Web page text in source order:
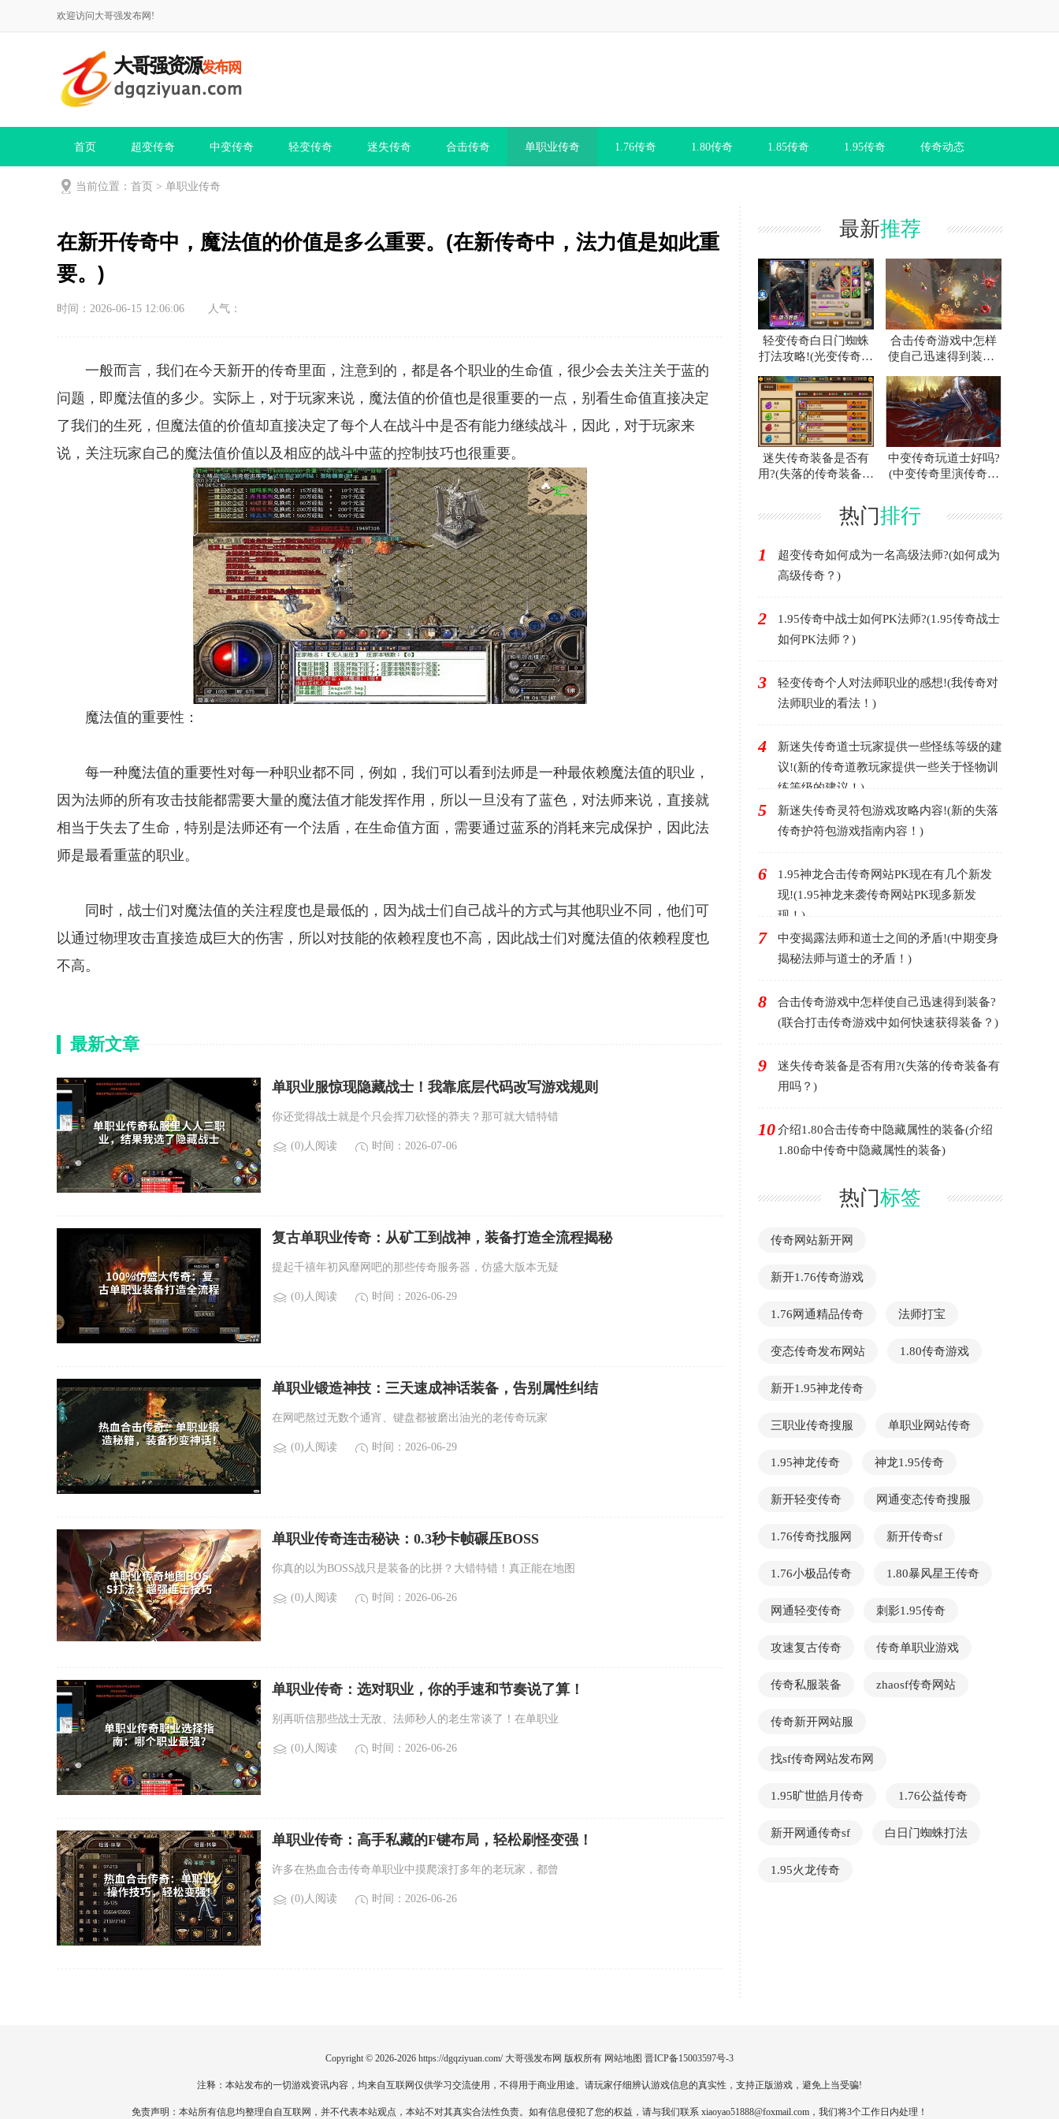
欢迎访问大哥强发布网!
首页 超变传奇 中变传奇 轻变传奇 迷失传奇 合击传奇 单职业传奇 1.76传奇 1.80传奇 1.85传奇 1.95传奇 传奇动态
当前位置： 首页 > 单职业传奇
在新开传奇中，魔法值的价值是多么重要。(在新传奇中，法力值是如此重
要。)
时间：2026-06-15 12:06:06 人气：
一般而言，我们在今天新开的传奇里面，注意到的，都是各个职业的生命值，很少会去关注关于蓝的
问题，即魔法值的多少。实际上，对于玩家来说，魔法值的价值也是很重要的一点，别看生命值直接决定
了我们的生死，但魔法值的价值却直接决定了每个人在战斗中是否有能力继续战斗，因此，对于玩家来
说，关注玩家自己的魔法值价值以及相应的战斗中蓝的控制技巧也很重要。
魔法值的重要性：
每一种魔法值的重要性对每一种职业都不同，例如，我们可以看到法师是一种最依赖魔法值的职业，
因为法师的所有攻击技能都需要大量的魔法值才能发挥作用，所以一旦没有了蓝色，对法师来说，直接就
相当于失去了生命，特别是法师还有一个法盾，在生命值方面，需要通过蓝系的消耗来完成保护，因此法
师是最看重蓝的职业。
同时，战士们对魔法值的关注程度也是最低的，因为战士们自己战斗的方式与其他职业不同，他们可
以通过物理攻击直接造成巨大的伤害，所以对技能的依赖程度也不高，因此战士们对魔法值的依赖程度也
不高。
最新文章
单职业服惊现隐藏战士！我靠底层代码改写游戏规则
你还觉得战士就是个只会挥刀砍怪的莽夫？那可就大错特错
(0)人阅读 时间：2026-07-06
复古单职业传奇：从矿工到战神，装备打造全流程揭秘
提起千禧年初风靡网吧的那些传奇服务器，仿盛大版本无疑
(0)人阅读 时间：2026-06-29
单职业锻造神技：三天速成神话装备，告别属性纠结
在网吧熬过无数个通宵、键盘都被磨出油光的老传奇玩家
(0)人阅读 时间：2026-06-29
单职业传奇连击秘诀：0.3秒卡帧碾压BOSS
你真的以为BOSS战只是装备的比拼？大错特错！真正能在地图
(0)人阅读 时间：2026-06-26
单职业传奇：选对职业，你的手速和节奏说了算！
别再听信那些战士无敌、法师秒人的老生常谈了！在单职业
(0)人阅读 时间：2026-06-26
单职业传奇：高手私藏的F键布局，轻松刷怪变强！
许多在热血合击传奇单职业中摸爬滚打多年的老玩家，都曾
(0)人阅读 时间：2026-06-26
最新推荐
轻变传奇白日门蜘蛛
打法攻略!(光变传奇白
合击传奇游戏中怎样
使自己迅速得到装备?
如何快速获得装备？)
迷失传奇装备是否有
用?(失落的传奇装备有
中变传奇玩道士好吗?
(中变传奇里演传奇好
热门排行
1
超变传奇如何成为一名高级法师?(如何成为
高级传奇？)
2
1.95传奇中战士如何PK法师?(1.95传奇战士
如何PK法师？)
3
轻变传奇个人对法师职业的感想!(我传奇对
法师职业的看法！)
4
新迷失传奇道士玩家提供一些怪练等级的建
议!(新的传奇道教玩家提供一些关于怪物训
练等级的建议！)
5
新迷失传奇灵符包游戏攻略内容!(新的失落
传奇护符包游戏指南内容！)
6
1.95神龙合击传奇网站PK现在有几个新发
现!(1.95神龙来袭传奇网站PK现多新发
现！)
7
中变揭露法师和道士之间的矛盾!(中期变身
揭秘法师与道士的矛盾！)
8
合击传奇游戏中怎样使自己迅速得到装备?
(联合打击传奇游戏中如何快速获得装备？)
9
迷失传奇装备是否有用?(失落的传奇装备有
用吗？)
10介绍1.80合击传奇中隐藏属性的装备(介绍
1.80命中传奇中隐藏属性的装备)
热门标签
传奇网站新开网
新开1.76传奇游戏
1.76网通精品传奇 法师打宝
变态传奇发布网站 1.80传奇游戏
新开1.95神龙传奇
三职业传奇搜服 单职业网站传奇
1.95神龙传奇 神龙1.95传奇
新开轻变传奇 网通变态传奇搜服
1.76传奇找服网 新开传奇sf
1.76小极品传奇 1.80暴风星王传奇
网通轻变传奇 刺影1.95传奇
攻速复古传奇 传奇单职业游戏
传奇私服装备 zhaosf传奇网站
传奇新开网站服
找sf传奇网站发布网
1.95旷世皓月传奇 1.76公益传奇
新开网通传奇sf 白日门蜘蛛打法
1.95火龙传奇
Copyright © 2026-2026 https://dgqziyuan.com/ 大哥强发布网 版权所有 网站地图 晋ICP备15003597号-3
注释：本站发布的一切游戏资讯内容，均来自互联网仅供学习交流使用，不得用于商业用途。请玩家仔细辨认游戏信息的真实性，支持正版游戏，避免上当受骗!
免责声明：本站所有信息均整理自自互联网，并不代表本站观点，本站不对其真实合法性负责。如有信息侵犯了您的权益，请与我们联系 xiaoyao51888@foxmail.com，我们将3个工作日内处理！